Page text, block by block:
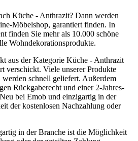
Küche - Anthrazit? Dann werden
Möbelshop, garantiert finden. In
finden Sie mehr als 10.000 schöne
Wohndekorationsprodukte.
aus der Kategorie Küche - Anthrazit
verschickt. Viele unserer Produkte
schnell geliefert. Außerdem
Rückgaberecht und einer 2-Jahres-
bei Emob und einzigartig in der
der kostenlosen Nachzahlung oder
in der Branche ist die Möglichkeit